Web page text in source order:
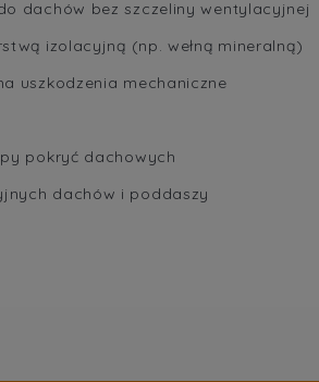
dachów bez szczeliny wentylacyjnej
izolacyjną (np. wełną mineralną)
uszkodzenia mechaniczne
pokryć dachowych
dachów i poddaszy